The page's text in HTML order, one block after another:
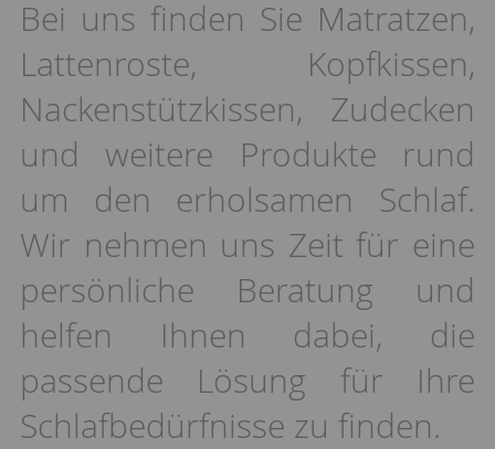
Bei uns finden Sie Matratzen,
Lattenroste, Kopfkissen,
Nackenstützkissen, Zudecken
und weitere Produkte rund
um den erholsamen Schlaf.
Wir nehmen uns Zeit für eine
persönliche Beratung und
helfen Ihnen dabei, die
passende Lösung für Ihre
Schlafbedürfnisse zu finden.